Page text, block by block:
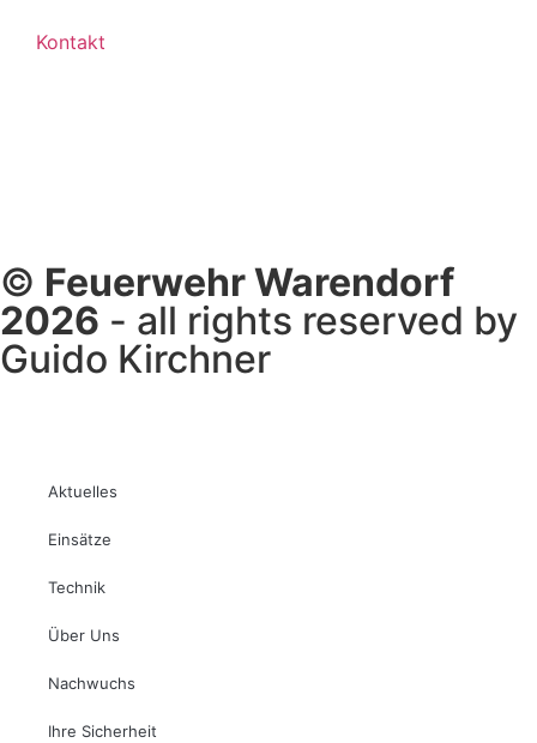
Kontakt
© Feuerwehr Warendorf
2026 - all rights reserved by
Guido Kirchner
Aktuelles
Einsätze
Technik
Über Uns
Nachwuchs
Ihre Sicherheit